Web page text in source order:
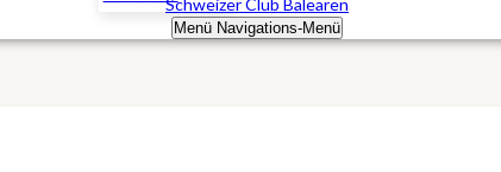
Schweizer Club Balearen
Menü Navigations-Menü